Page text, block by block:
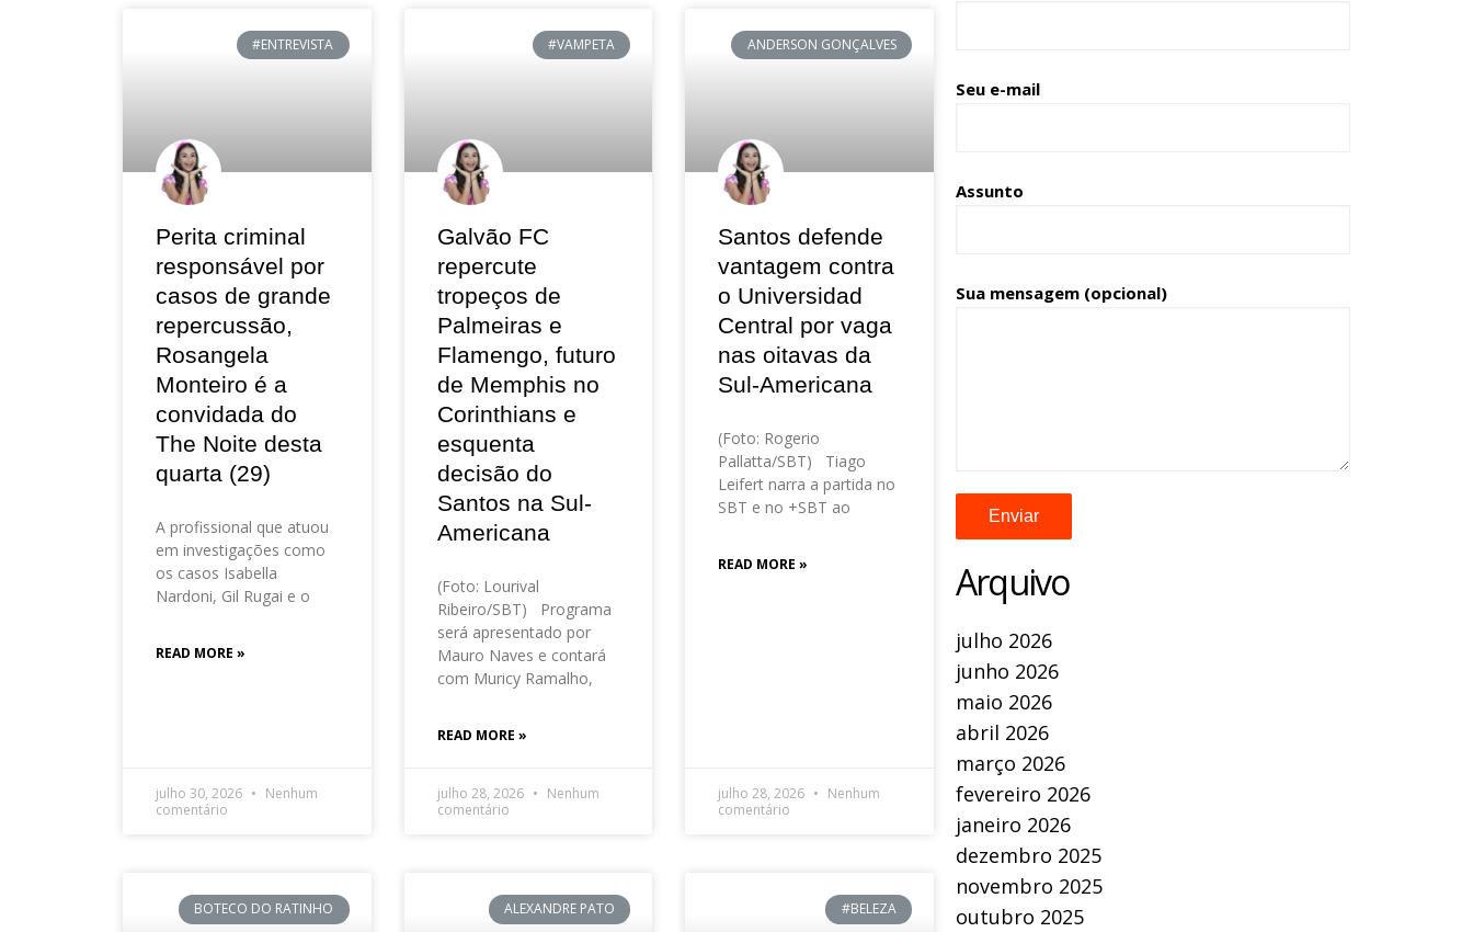
#ENTREVISTA
Perita criminal
responsável por
casos de grande
repercussão,
Rosangela
Monteiro é a
convidada do
The Noite desta
quarta (29)
A profissional que atuou
em investigações como
os casos Isabella
Nardoni, Gil Rugai e o
READ MORE »
julho 30, 2026
Nenhum
comentário
#VAMPETA
Galvão FC
repercute
tropeços de
Palmeiras e
Flamengo, futuro
de Memphis no
Corinthians e
esquenta
decisão do
Santos na Sul-
Americana
(Foto: Lourival
Ribeiro/SBT) Programa
será apresentado por
Mauro Naves e contará
com Muricy Ramalho,
READ MORE »
julho 28, 2026
Nenhum
comentário
ANDERSON GONÇALVES
Santos defende
vantagem contra
o Universidad
Central por vaga
nas oitavas da
Sul-Americana
(Foto: Rogerio
Pallatta/SBT) Tiago
Leifert narra a partida no
SBT e no +SBT ao
READ MORE »
julho 28, 2026
Nenhum
comentário
BOTECO DO RATINHO ALEXANDRE PATO #BELEZA
Seu e-mail
Assunto
Sua mensagem (opcional)
Arquivo
julho 2026
junho 2026
maio 2026
abril 2026
março 2026
fevereiro 2026
janeiro 2026
dezembro 2025
novembro 2025
outubro 2025